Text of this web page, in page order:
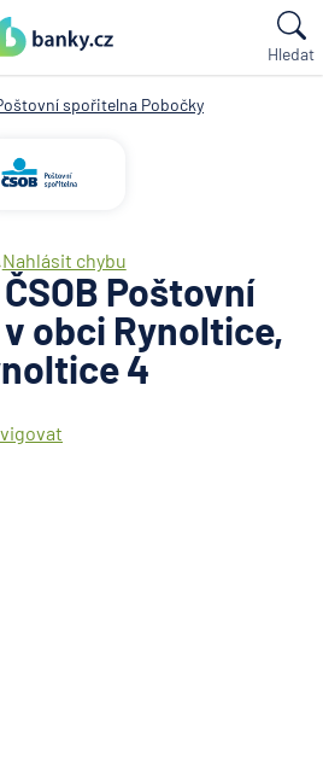
Hledat
spořitelna Pobočky
Nahlásit chybu
Poštovní
obci Rynoltice,
4